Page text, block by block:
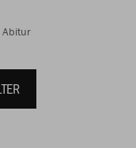
Abitur